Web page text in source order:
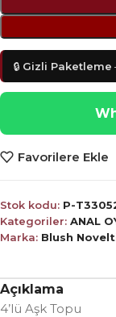
🔒 Gizli Paketleme
Favorilere Ekle
Stok kodu: P-
Kategoriler: ANAL
Marka: Blush
Açıklama
4’lü Aşk Topu